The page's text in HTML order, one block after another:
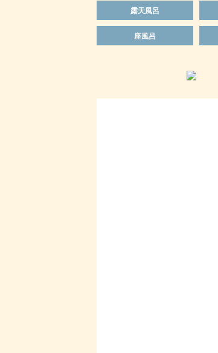
露天風呂
座風呂